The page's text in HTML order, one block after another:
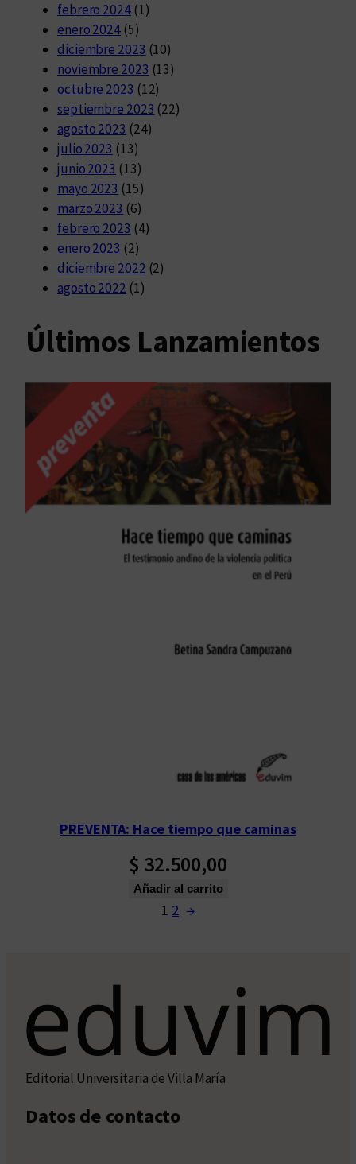
febrero 2024(1)
enero 2024 (5)
diciembre 2023 (10)
noviembre 2023 (13)
octubre 2023 (12)
septiembre 2023 (22)
agosto 2023 (24)
julio 2023 (13)
junio 2023 (13)
mayo 2023 (15)
marzo 2023 (6)
febrero 2023 (4)
enero 2023 (2)
diciembre 2022 (2)
agosto 2022 (1)
Últimos Lanzamientos
PREVENTA: Hace tiempo que caminas
$ 32.500,00
Añadir al carrito
1 2 →
Editorial Universitaria de Villa María
Datos de contacto